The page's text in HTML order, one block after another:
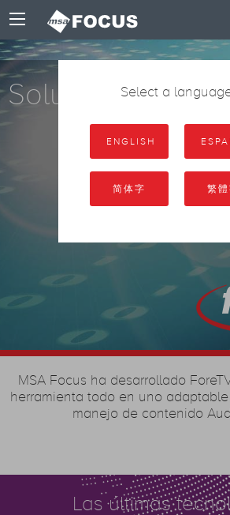
Soluciones
MSA Focus ha desarrollado
herramienta todo en uno
manejo de contenido
Las últimas
Select a
ENGLISH
简体字 繁體